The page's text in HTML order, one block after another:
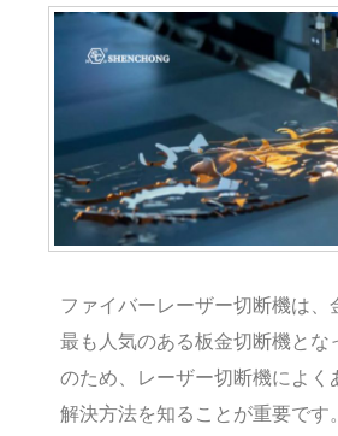
ファイバーレーザー切断機は、
最も人気のある板金切断機とな
のため、レーザー切断機によく
解決方法を知ることが重要です